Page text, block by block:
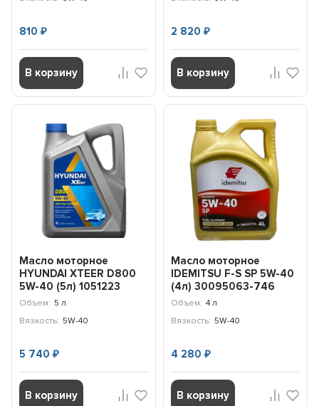
810₽
В корзину
2 820 ₽
В корзину
Масло моторное
HYUNDAI XTEER D800
5W-40 (5л) 1051223
Объем: 5 л
Вязкость: 5W-40
5 740₽
В корзину
Масло моторное
IDEMITSU F-S SP 5W-40
(4л) 30095063-746
Объем: 4 л
Вязкость: 5W-40
4 280 ₽
В корзину